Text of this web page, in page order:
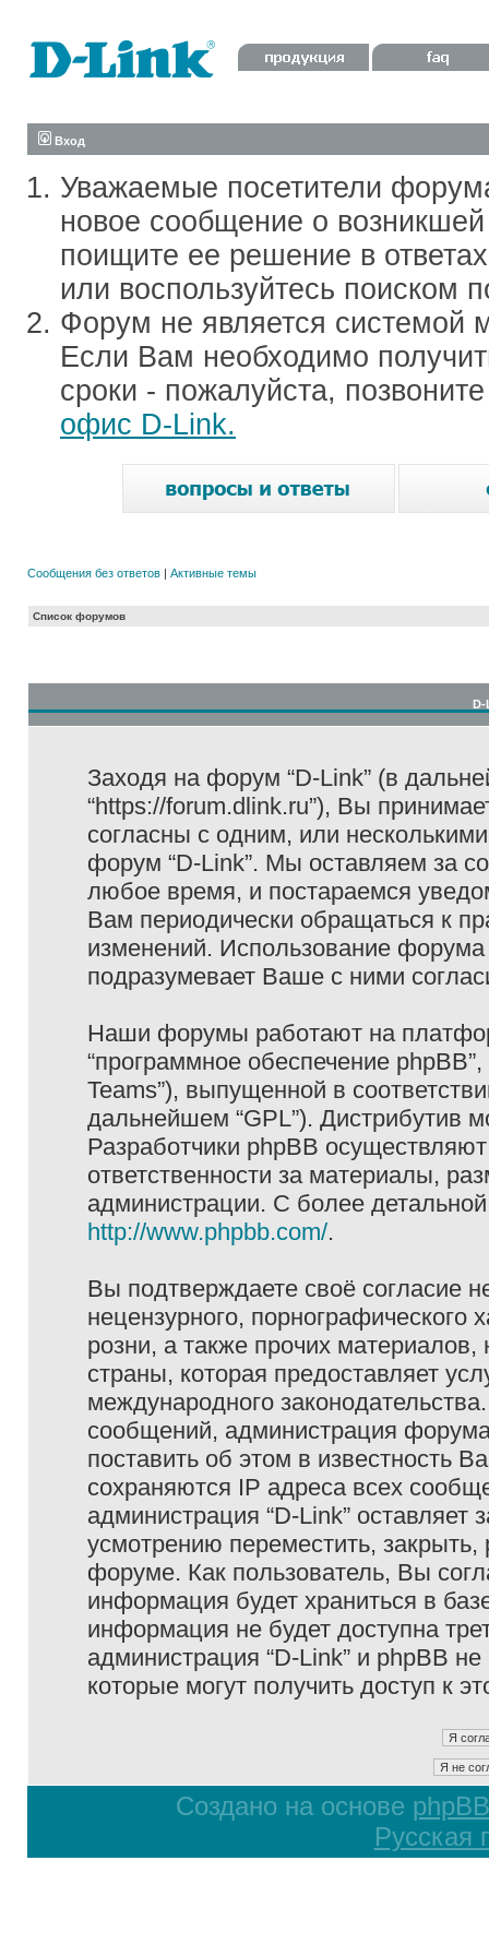
Вход
Уважаемые посетители
новое сообщение о
поищите ее решение в
или воспользуйтесь поиском
Форум не является системой
Если Вам необходимо
сроки - пожалуйста,
офис D-Link.
Сообщения без ответов | Активные темы
Список форумов
D-
Заходя на форум “D-Link” (в
“https://forum.dlink.ru”), Вы
согласны с одним, или
форум “D-Link”. Мы оставляем за
любое время, и постараемся
Вам периодически обращаться к
изменений. Использование
подразумевает Ваше с ними
Наши форумы работают на
“программное обеспечение
Teams”), выпущенной в
дальнейшем “GPL”). Дистрибутив
Разработчики phpBB
ответственности за материалы,
администрации. С более
http://www.phpbb.com/.
Вы подтверждаете своё согласие
нецензурного, порнографического
розни, а также прочих
страны, которая предоставляет
международного
сообщений, администрация
поставить об этом в известность
сохраняются IP адреса всех
администрация “D-Link”
усмотрению переместить,
форуме. Как пользователь, Вы
информация будет храниться в
информация не будет доступна
администрация “D-Link” и phpBB
которые могут получить доступ к
Создано на основе phpBB
Русская